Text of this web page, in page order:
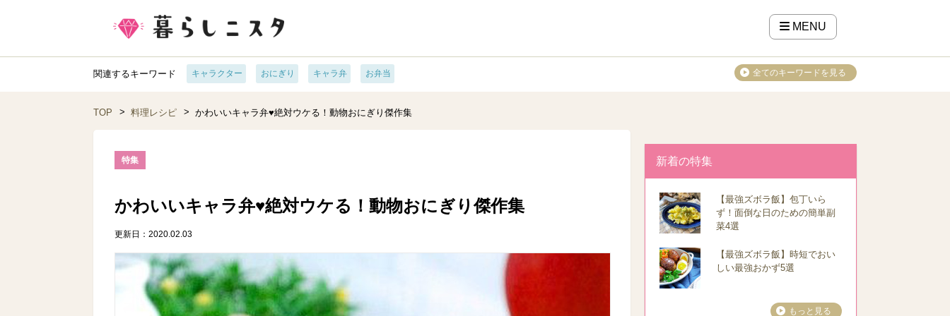
MENU
関連するキーワード キャラクター おにぎり キャラ弁 お弁当 全てのキーワードを見る
TOP 料理レシピ かわいいキャラ弁♥絶対ウケる！動物おにぎり傑作集
特集
かわいいキャラ弁♥絶対ウケる！動物おにぎり傑作集
更新日：2020.02.03
新着の特集
【最強ズボラ飯】包丁いら
ず！面倒な日のための簡単副
菜4選
【最強ズボラ飯】時短でおい
しい最強おかず5選
もっと見る